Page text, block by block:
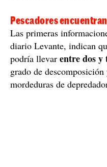
Pescadores
Las primeras
diario Levante, indican
podría llevar entre dos y
grado de
mordeduras de